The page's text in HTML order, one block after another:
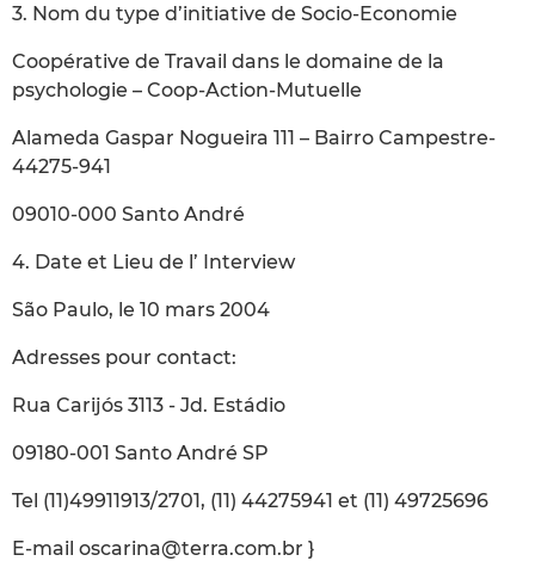
3. Nom du type d’initiative de Socio-Economie
Coopérative de Travail dans le domaine de la
psychologie – Coop-Action-Mutuelle
Alameda Gaspar Nogueira 111 – Bairro Campestre-
44275-941
09010-000 Santo André
4. Date et Lieu de l’ Interview
São Paulo, le 10 mars 2004
Adresses pour contact:
Rua Carijós 3113 - Jd. Estádio
09180-001 Santo André SP
Tel (11)49911913/2701, (11) 44275941 et (11) 49725696
E-mail oscarina@terra.com.br }